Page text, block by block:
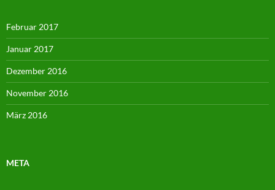
Februar 2017
Januar 2017
Dezember 2016
November 2016
März 2016
META